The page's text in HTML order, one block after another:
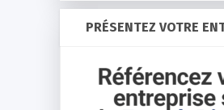
PRÉSENTEZ VOTRE